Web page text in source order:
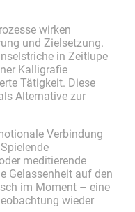
wirken
und Zielsetzung.
in Zeitlupe
Kalligrafie
Tätigkeit. Diese
Alternative zur
Verbindung
meditierende
Gelassenheit auf den
im Moment – eine
wieder